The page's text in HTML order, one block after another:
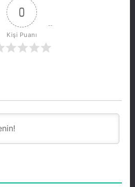
0
Kişi Puanı